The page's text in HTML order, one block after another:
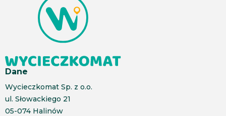
Dane
Wycieczkomat Sp. z o.o.
ul. Słowackiego 21
05-074 Halinów